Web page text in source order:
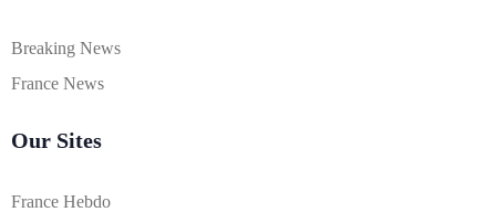
Breaking News
France News
Our Sites
France Hebdo